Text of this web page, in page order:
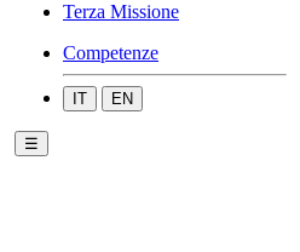
Terza Missione
Competenze
IT EN
☰